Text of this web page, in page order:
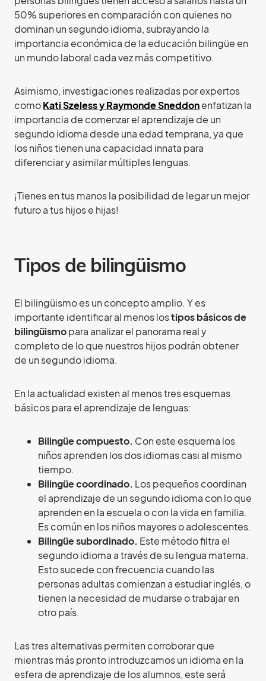
50% superiores en comparación con quienes no
dominan un segundo idioma, subrayando la
importancia económica de la educación bilingüe en
un mundo laboral cada vez más competitivo.
Asimismo, investigaciones realizadas por expertos
comoKati Szeless y Raymonde Sneddonenfatizan la
importancia de comenzar el aprendizaje de un
segundo idioma desde una edad temprana, ya que
los niños tienen una capacidad innata para
diferenciar y asimilar múltiples lenguas.
¡Tienes en tus manos la posibilidad de legar un mejor
futuro a tus hijos e hijas!
Tipos de bilingüismo
El bilingüismo es un concepto amplio. Y es
importante identificar al menos lostipos básicos de
bilingüismopara analizar el panorama real y
completo de lo que nuestros hijos podrán obtener
de un segundo idioma.
En la actualidad existen al menos tres esquemas
básicos para el aprendizaje de lenguas:
Bilingüe compuesto. Con este esquema los
niños aprenden los dos idiomas casi al mismo
tiempo.
Bilingüe coordinado. Los pequeños coordinan
el aprendizaje de un segundo idioma con lo que
aprenden en la escuela o con la vida en familia.
Es común en los niños mayores o adolescentes.
Bilingüe subordinado. Este método filtra el
segundo idioma a través de su lengua materna.
Esto sucede con frecuencia cuando las
personas adultas comienzan a estudiar inglés, o
tienen la necesidad de mudarse o trabajar en
otro país.
Las tres alternativas permiten corroborar que
mientras más pronto introduzcamos un idioma en la
esfera de aprendizaje de los alumnos, este será